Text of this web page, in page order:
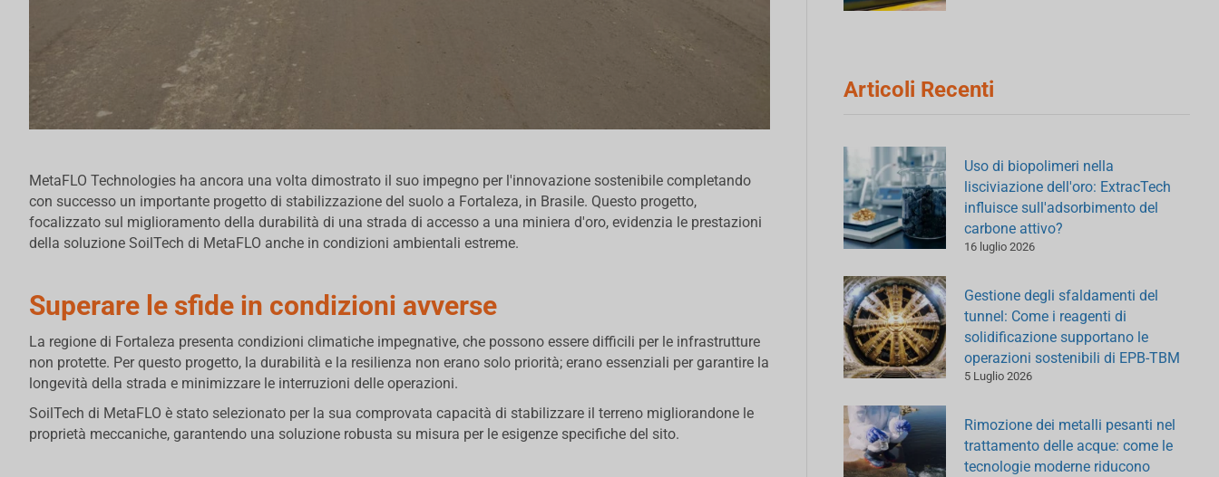
MetaFLO Technologies ha ancora una volta dimostrato il suo impegno per l'innovazione sostenibile completando
con successo un importante progetto di stabilizzazione del suolo a Fortaleza, in Brasile. Questo progetto,
focalizzato sul miglioramento della durabilità di una strada di accesso a una miniera d'oro, evidenzia le prestazioni
della soluzione SoilTech di MetaFLO anche in condizioni ambientali estreme.
Superare le sfide in condizioni avverse
La regione di Fortaleza presenta condizioni climatiche impegnative, che possono essere difficili per le infrastrutture
non protette. Per questo progetto, la durabilità e la resilienza non erano solo priorità; erano essenziali per garantire la
longevità della strada e minimizzare le interruzioni delle operazioni.
SoilTech di MetaFLO è stato selezionato per la sua comprovata capacità di stabilizzare il terreno migliorandone le
proprietà meccaniche, garantendo una soluzione robusta su misura per le esigenze specifiche del sito.
Articoli Recenti
Uso di biopolimeri nella
lisciviazione dell'oro: ExtracTech
influisce sull'adsorbimento del
carbone attivo?
16 luglio 2026
Gestione degli sfaldamenti del
tunnel: Come i reagenti di
solidificazione supportano le
operazioni sostenibili di EPB-TBM
5 Luglio 2026
Rimozione dei metalli pesanti nel
trattamento delle acque: come le
tecnologie moderne riducono